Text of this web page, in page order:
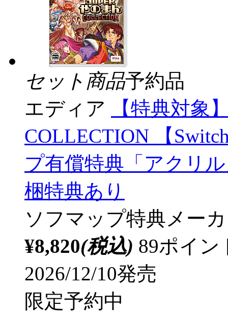
セット商品予約品
エディア
【特典対象
COLLECTION 【
プ有償特典「アクリ
梱特典あり
ソフマップ特典メー
¥8,820(税込) 89ポイ
2026/12/10発売
限定予約中